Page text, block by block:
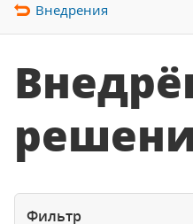
Внедрения
Фильтр